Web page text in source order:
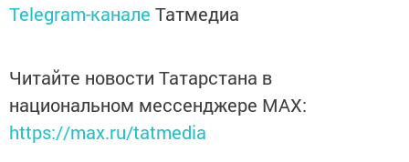
Telegram-канале Татмедиа
Читайте новости Татарстана в
национальном мессенджере MАХ:
https://max.ru/tatmedia